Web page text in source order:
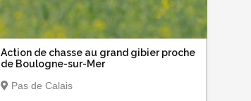
Action de chasse au grand gibier proche
de Boulogne-sur-Mer
Pas de Calais